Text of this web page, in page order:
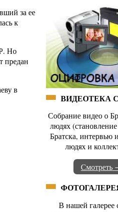
за ее
к
Но
предан
в
ВИДЕОТЕКА
Собрание видео о
людях
Братска, интервью
людях и
Смотреть
В нашей галерее